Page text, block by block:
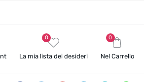
0
Nel Carrello
0
La mia lista dei desideri